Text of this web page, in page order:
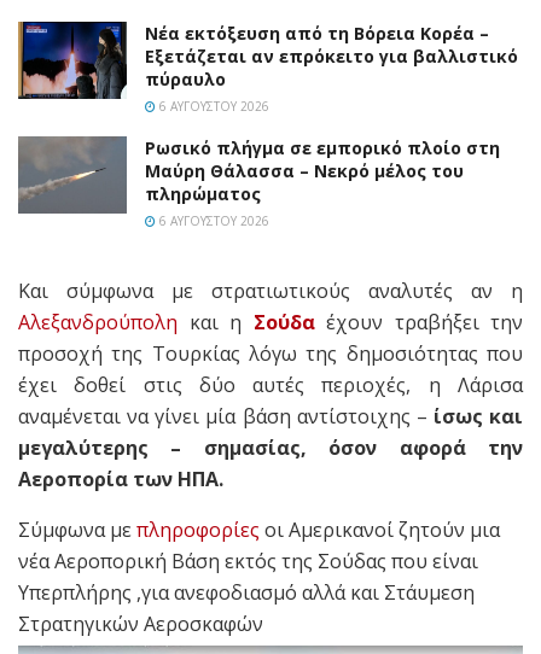
Νέα εκτόξευση από τη Βόρεια Κορέα –
Εξετάζεται αν επρόκειτο για βαλλιστικό
πύραυλο
6 ΑΥΓΟΎΣΤΟΥ 2026
Ρωσικό πλήγμα σε εμπορικό πλοίο στη
Μαύρη Θάλασσα – Νεκρό μέλος του
πληρώματος
6 ΑΥΓΟΎΣΤΟΥ 2026
Και σύμφωνα με στρατιωτικούς αναλυτές αν η
Αλεξανδρούπολη και η Σούδαέχουν τραβήξει την
προσοχή της Τουρκίας λόγω της δημοσιότητας που
έχει δοθεί στις δύο αυτές περιοχές, η Λάρισα
αναμένεται να γίνει μία βάση αντίστοιχης – ίσως και
μεγαλύτερης – σημασίας, όσον αφορά την
Αεροπορία των ΗΠΑ.
Σύμφωνα μεπληροφορίες οι Αμερικανοί ζητούν μια
νέα Αεροπορική Βάση εκτός της Σούδας που είναι
Υπερπλήρης ,για ανεφοδιασμό αλλά και Στάυμεση
Στρατηγικών Αεροσκαφών